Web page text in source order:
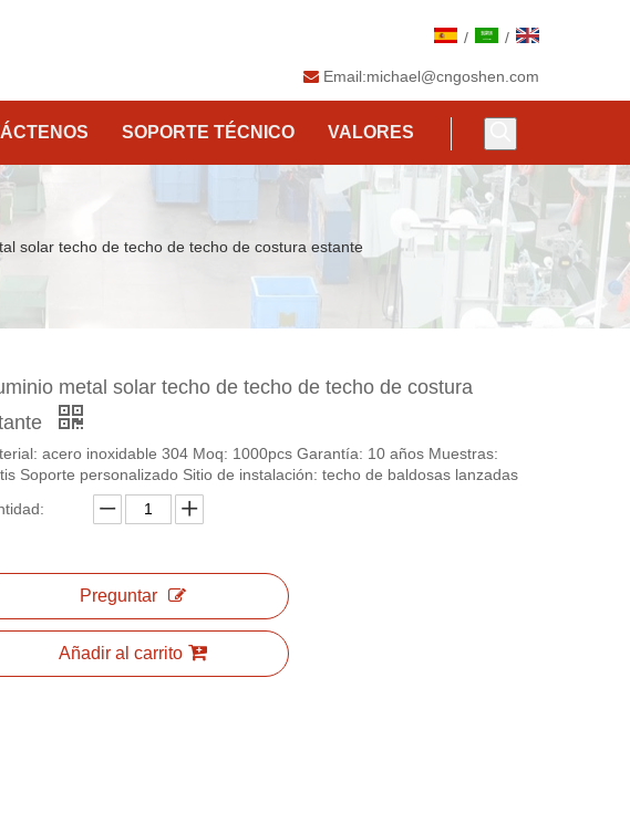
/ /
 Email:michael@cngoshen.com
SOPORTE TÉCNICO VALORES
solar techo de techo de techo de costura estante
metal solar techo de techo de techo de costura
acero inoxidable 304 Moq: 1000pcs Garantía: 10 años Muestras:
Soporte personalizado Sitio de instalación: techo de baldosas lanzadas
Preguntar
Añadir al carrito